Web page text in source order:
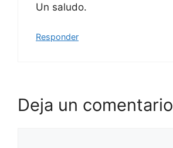
Un saludo.
Responder
Deja un comentario